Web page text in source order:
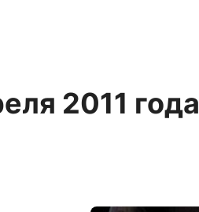
2011 года